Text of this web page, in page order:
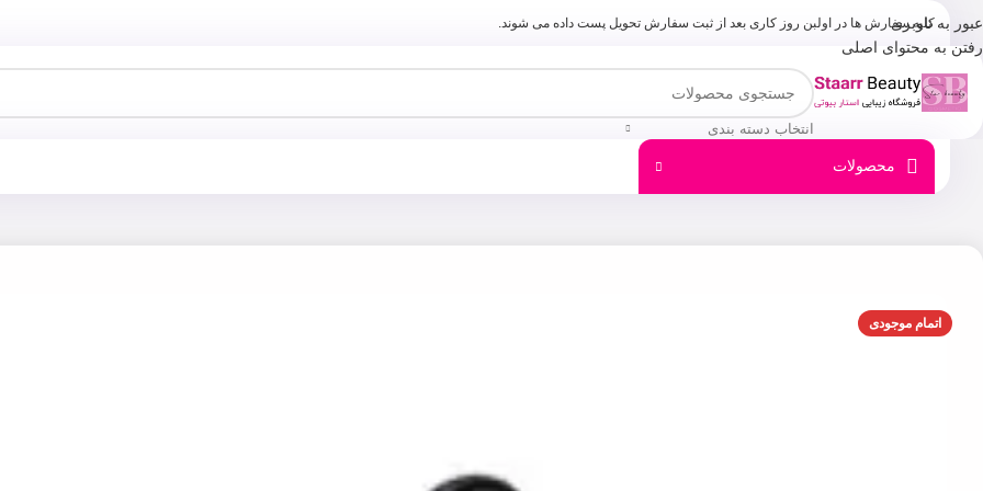
عبور به ناوبری
رفتن به محتوای اصلی
کلیه سفارش ها در اولبن روز کاری بعد از ثبت سفارش تحویل پست داده می شوند.
انتخاب دسته بندی
محصولات
اتمام موجودی